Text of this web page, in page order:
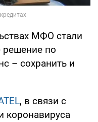
МФО стали
решение по
– сохранить и
, в связи с
коронавируса